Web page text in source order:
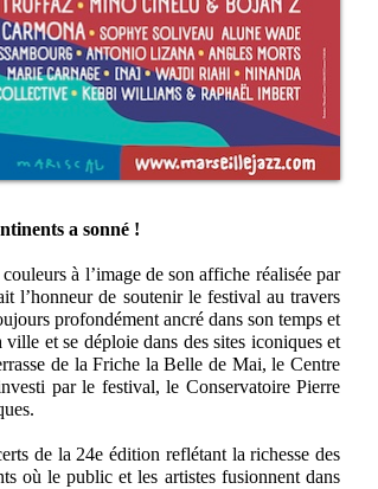
a sonné !
à l’image de son affiche réalisée par
l’honneur de soutenir le festival au travers
profondément ancré dans son temps et
et se déploie dans des sites iconiques et
de la Friche la Belle de Mai, le Centre
par le festival, le Conservatoire Pierre
de la 24e édition reflétant la richesse des
où le public et les artistes fusionnent dans